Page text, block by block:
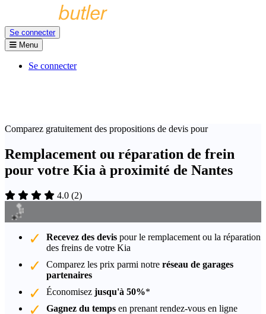
Se connecter
Menu
Se connecter
Comparez gratuitement des propositions de devis pour
Remplacement ou réparation de frein
pour votre Kia à proximité de Nantes
4.0 (2)
Recevez des devis pour le remplacement ou la réparation
des freins de votre Kia
Comparez les prix parmi notre réseau de garages
partenaires
Économisez jusqu'à 50%*
Gagnez du temps en prenant rendez-vous en ligne